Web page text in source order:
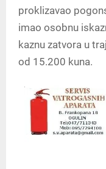
proklizavao
imao osobnu
kaznu zatvora u
od 15.200 kuna.